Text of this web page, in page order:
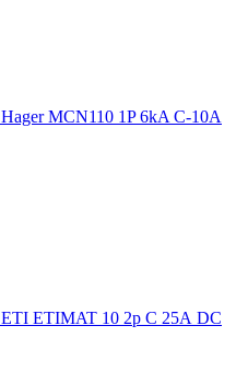
MCN110 1P 6kA C-10A
ETIMAT 10 2p C 25А DC